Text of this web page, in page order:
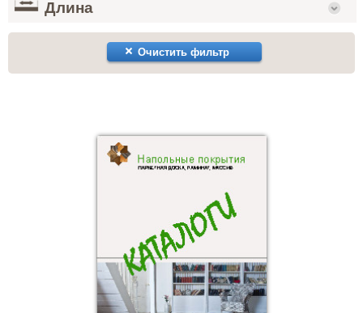
Длина
Очистить фильтр